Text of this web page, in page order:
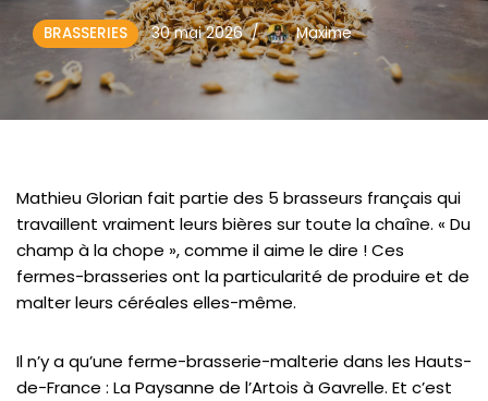
BRASSERIES 30 mai 2026 Maxime
Mathieu Glorian fait partie des 5 brasseurs français qui
travaillent vraiment leurs bières sur toute la chaîne. « Du
champ à la chope », comme il aime le dire ! Ces
fermes-brasseries ont la particularité de produire et de
malter leurs céréales elles-même.
Il n’y a qu’une ferme-brasserie-malterie dans les Hauts-
de-France : La Paysanne de l’Artois à Gavrelle. Et c’est